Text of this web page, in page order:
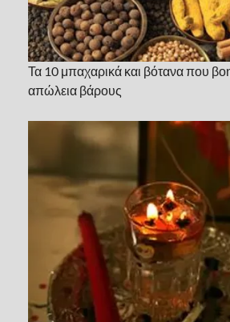
Τα 10 μπαχαρικά και βότανα που
απώλεια βάρους